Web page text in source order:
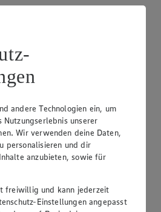
In unserem Markt findest du eine
Produkten.
anzeigen
andere Technologien ein, um
unserer
Wir verwenden deine Daten,
personalisieren und dir
anzubieten, sowie für
freiwillig und kann jederzeit
Einstellungen angepasst